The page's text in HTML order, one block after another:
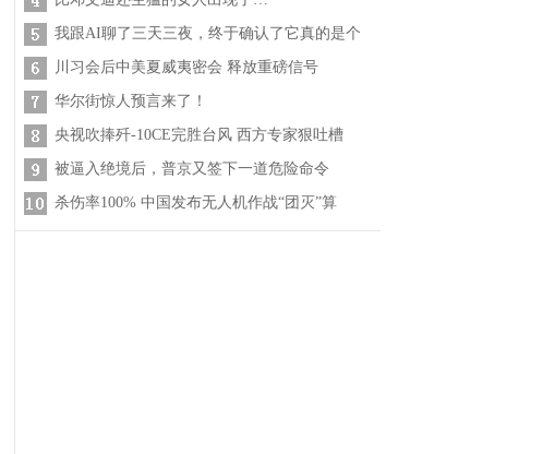
我跟AI聊了三天三夜，终于确认了它真的是个
川习会后中美夏威夷密会 释放重磅信号
华尔街惊人预言来了！
央视吹捧歼-10CE完胜台风 西方专家狠吐槽
被逼入绝境后，普京又签下一道危险命令
杀伤率100% 中国发布无人机作战“团灭”算